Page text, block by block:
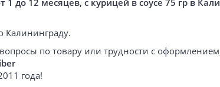
1 до 12 месяцев, с курицей в соусе 75 гр в
Калининграду.
по товару или трудности с
года!